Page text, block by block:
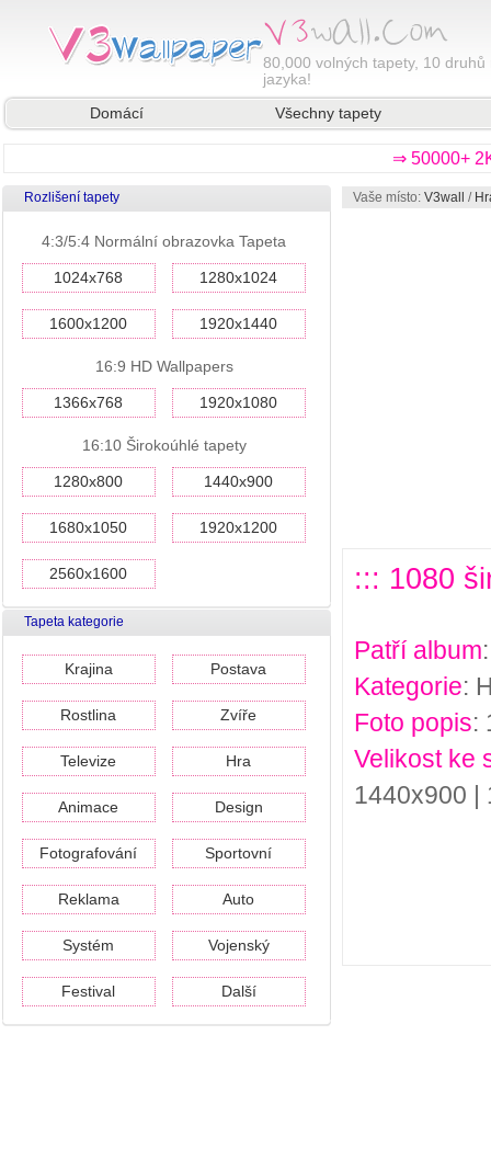
80,000 volných tapety, 10 druhů
jazyka!
Domácí
Všechny tapety
⇒ 50000+
Rozlišení tapety
4:3/5:4 Normální obrazovka Tapeta
1024x768 1280x1024
1600x1200 1920x1440
16:9 HD Wallpapers
1366x768 1920x1080
16:10 Širokoúhlé tapety
1280x800 1440x900
1680x1050 1920x1200
2560x1600
Tapeta kategorie
Krajina Postava
Rostlina Zvíře
Televize Hra
Animace Design
Fotografování Sportovní
Reklama Auto
Systém Vojenský
Festival Další
Vaše místo: V3wall /
::: 1080
Patří album
Kategorie:
Foto popis:
Velikost ke
1440x900 |